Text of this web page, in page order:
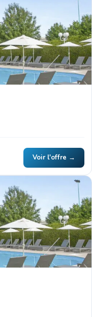
Voir l'offre →